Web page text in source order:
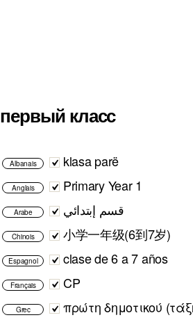
первый класс
Albanais klasa parë
Anglais Primary Year 1
Arabe قسم إبتدائي
Chinois 小学一年级(6到7岁)
Espagnol clase de 6 a 7 años
Français CP
Grec πρώτη δημοτικού